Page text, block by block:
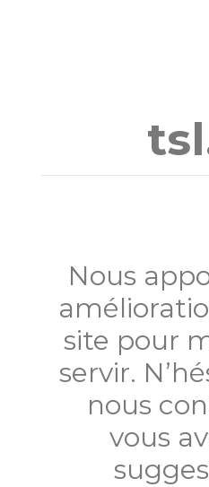
Nous
site pour
servir.
nous
vous